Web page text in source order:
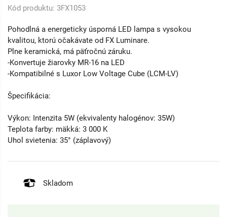
Kód produktu: 3FX1053
Pohodlná a energeticky úsporná LED lampa s vysokou
kvalitou, ktorú očakávate od FX Luminare.
Plne keramická, má päťročnú záruku.
-Konvertuje žiarovky MR-16 na LED
-Kompatibilné s Luxor Low Voltage Cube (LCM-LV)
Špecifikácia:
Výkon: Intenzita 5W (ekvivalenty halogénov: 35W)
Teplota farby: mäkká: 3 000 K
Uhol svietenia: 35° (záplavový)
Skladom